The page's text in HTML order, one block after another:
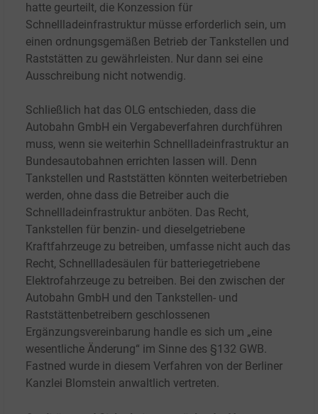
hatte geurteilt, die Konzession für
Schnellladeinfrastruktur müsse erforderlich sein, um
einen ordnungsgemäßen Betrieb der Tankstellen und
Raststätten zu gewährleisten. Nur dann sei eine
Ausschreibung nicht notwendig.
Schließlich hat das OLG entschieden, dass die
Autobahn GmbH ein Vergabeverfahren durchführen
muss, wenn sie weiterhin Schnellladeinfrastruktur an
Bundesautobahnen errichten lassen will. Denn
Tankstellen und Raststätten könnten weiterbetrieben
werden, ohne dass die Betreiber auch die
Schnellladeinfrastruktur anböten. Das Recht,
Tankstellen für benzin- und dieselgetriebene
Kraftfahrzeuge zu betreiben, umfasse nicht auch das
Recht, Schnellladesäulen für batteriegetriebene
Elektrofahrzeuge zu betreiben. Bei den zwischen der
Autobahn GmbH und den Tankstellen- und
Raststättenbetreibern geschlossenen
Ergänzungsvereinbarung handle es sich um „eine
wesentliche Änderung“ im Sinne des §132 GWB.
Fastned wurde in diesem Verfahren von der Berliner
Kanzlei Blomstein anwaltlich vertreten.